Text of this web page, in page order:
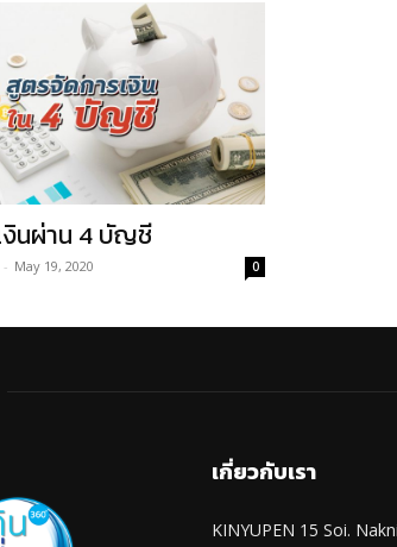
งินผ่าน 4 บัญชี
- May 19, 2020 0
เกี่ยวกับเรา
KINYUPEN 15 Soi.